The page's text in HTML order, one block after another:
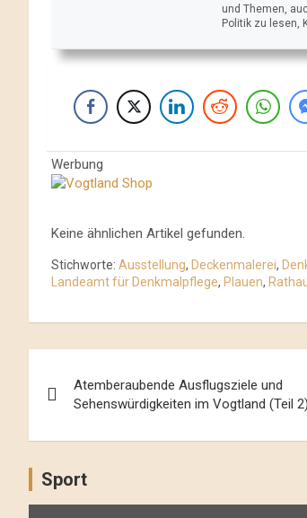
und Themen,
Politik zu lesen,
Werbung
Keine ähnlichen Artikel gefunden.
Stichworte: Ausstellung, Deckenmalerei,
Landeamt für Denkmalpflege, Plauen,
Navigation
Atemberaubende Ausflugsziele und
Sehenswürdigkeiten im Vogtland (Teil 2)
Sport